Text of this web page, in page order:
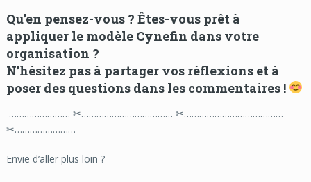
Qu’en pensez-vous ? Êtes-vous prêt à
appliquer le modèle Cynefin dans votre
organisation ?
N’hésitez pas à partager vos réflexions et à
poser des questions dans les commentaires !
…………………… ✂……………………………… ✂…………………………………
✂……………………
Envie d’aller plus loin ?